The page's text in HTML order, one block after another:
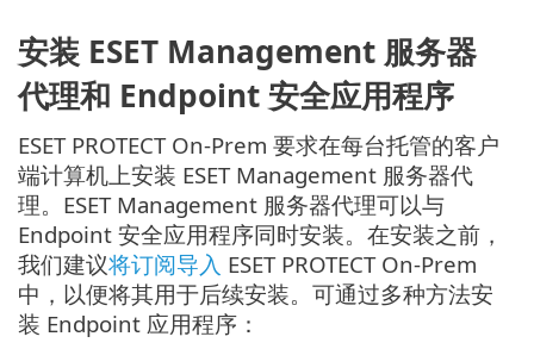
安装 ESET Management 服务器
代理和 Endpoint 安全应用程序
ESET PROTECT On-Prem 要求在每台托管的客户
端计算机上安装 ESET Management 服务器代
理。ESET Management 服务器代理可以与
Endpoint 安全应用程序同时安装。在安装之前，
我们建议将订阅导入 ESET PROTECT On-Prem
中，以便将其用于后续安装。可通过多种方法安
装 Endpoint 应用程序：